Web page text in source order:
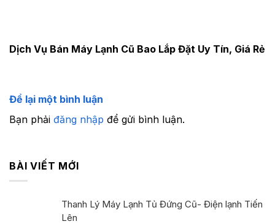
Dịch Vụ Bán Máy Lạnh Cũ Bao Lắp Đặt Uy Tín, Giá Rẻ
Để lại một bình luận
Bạn phải đăng nhập để gửi bình luận.
BÀI VIẾT MỚI
Thanh Lý Máy Lạnh Tủ Đứng Cũ- Điện lạnh Tiến
Lên